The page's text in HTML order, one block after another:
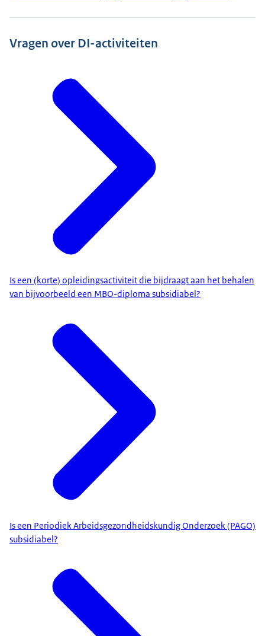
Vragen over DI-activiteiten
Is een (korte) opleidingsactiviteit die bijdraagt aan het behalen
van bijvoorbeeld een MBO-diploma subsidiabel?
Is een Periodiek Arbeidsgezondheidskundig Onderzoek (PAGO)
subsidiabel?